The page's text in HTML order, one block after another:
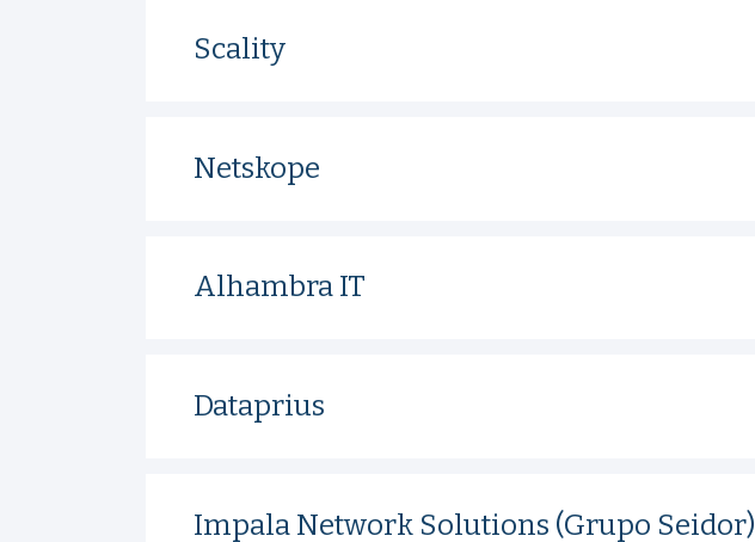
Scality
Netskope
Alhambra IT
Dataprius
Impala Network Solutions (Grupo Seidor)